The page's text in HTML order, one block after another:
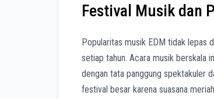
Festival Musik dan
Popularitas musik EDM tidak lepas
setiap tahun. Acara musik berskala
dengan tata panggung spektakuler
festival besar karena suasana